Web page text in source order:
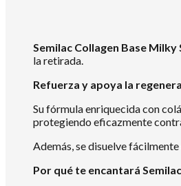
Semilac Collagen Base Milky
la retirada.
Refuerza y apoya la
Su fórmula enriquecida con
protegiendo eficazmente
Además, se disuelve
Por qué te encantará